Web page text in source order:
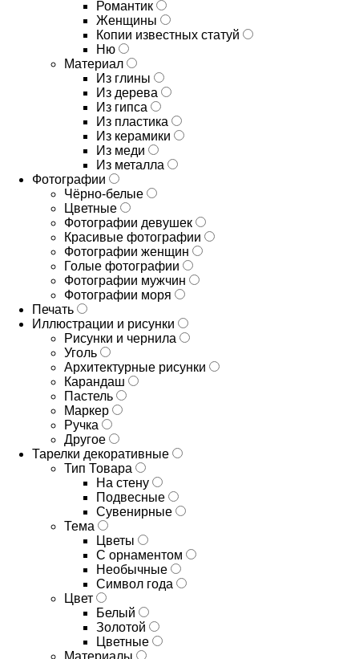
Романтик
Женщины
Копии известных статуй
Ню
Материал
Из глины
Из дерева
Из гипса
Из пластика
Из керамики
Из меди
Из металла
Фотографии
Чёрно-белые
Цветные
Фотографии девушек
Красивые фотографии
Фотографии женщин
Голые фотографии
Фотографии мужчин
Фотографии моря
Печать
Иллюстрации и рисунки
Рисунки и чернила
Уголь
Архитектурные рисунки
Карандаш
Пастель
Маркер
Ручка
Другое
Тарелки декоративные
Тип Товара
На стену
Подвесные
Сувенирные
Тема
Цветы
С орнаментом
Необычные
Символ года
Цвет
Белый
Золотой
Цветные
Материалы